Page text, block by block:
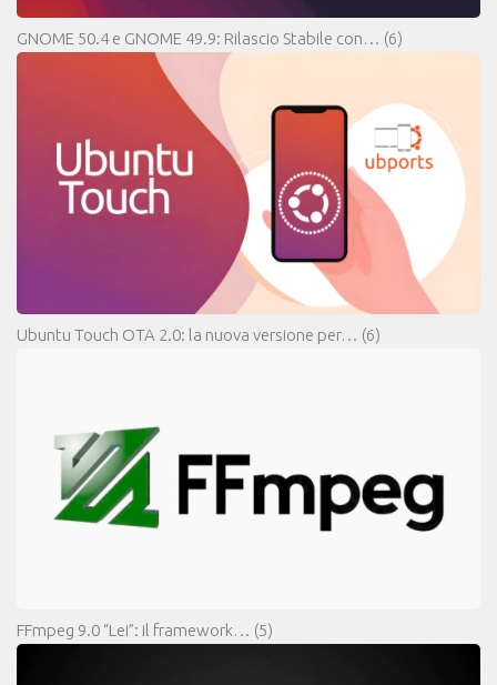
GNOME 50.4 e GNOME 49.9: Rilascio Stabile con… (6)
Ubuntu Touch OTA 2.0: la nuova versione per… (6)
FFmpeg 9.0 “Lei”: il framework… (5)